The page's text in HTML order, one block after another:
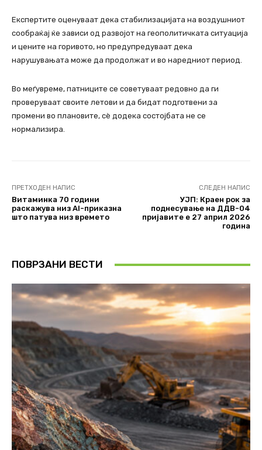
Експертите оценуваат дека стабилизацијата на воздушниот
сообраќај ќе зависи од развојот на геополитичката ситуација
и цените на горивото, но предупредуваат дека
нарушувањата може да продолжат и во наредниот период.
Во меѓувреме, патниците се советуваат редовно да ги
проверуваат своите летови и да бидат подготвени за
промени во плановите, сè додека состојбата не се
нормализира.
ПРЕТХОДЕН НАПИС
Витаминка 70 години
раскажува низ AI-приказна
што патува низ времето
СЛЕДЕН НАПИС
УЈП: Краен рок за
поднесување на ДДВ-04
пријавите е 27 април 2026
година
ПОВРЗАНИ ВЕСТИ